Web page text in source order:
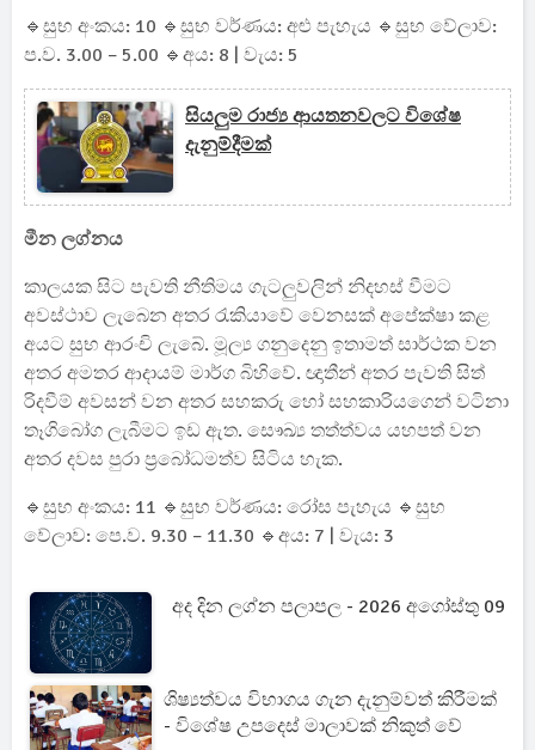
🔹සුභ අංකය: 10 🔹සුභ වර්ණය: අළු පැහැය 🔹සුභ වේලාව:
ප.ව. 3.00 – 5.00 🔹අය: 8 | වැය: 5
සියලුම රාජ්‍ය ආයතනවලට විශේෂ
දැනුම්දීමක්
මීන ලග්නය
කාලයක සිට පැවති නීතිමය ගැටලුවලින් නිදහස් වීමට
අවස්ථාව ලැබෙන අතර රැකියාවේ වෙනසක් අපේක්ෂා කළ
අයට සුභ ආරංචි ලැබේ. මූල්‍ය ගනුදෙනු ඉතාමත් සාර්ථක වන
අතර අමතර ආදායම් මාර්ග බිහිවේ. ඥාතීන් අතර පැවති සිත්
රිදවීම් අවසන් වන අතර සහකරු හෝ සහකාරියගෙන් වටිනා
තෑගිබෝග ලැබීමට ඉඩ ඇත. සෞඛ්‍ය තත්ත්වය යහපත් වන
අතර දවස පුරා ප්‍රබෝධමත්ව සිටිය හැක.
🔹සුභ අංකය: 11 🔹සුභ වර්ණය: රෝස පැහැය 🔹සුභ
වේලාව: පෙ.ව. 9.30 – 11.30 🔹අය: 7 | වැය: 3
අද දින ලග්න පලාපල - 2026 අගෝස්තු 09
ශිෂ්‍යත්වය විභාගය ගැන දැනුම්වත් කිරීමක්
- විශේෂ උපදෙස් මාලාවක් නිකුත් වේ